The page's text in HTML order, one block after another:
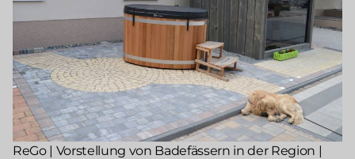
ReGo | Vorstellung von Badefässern in der Region |